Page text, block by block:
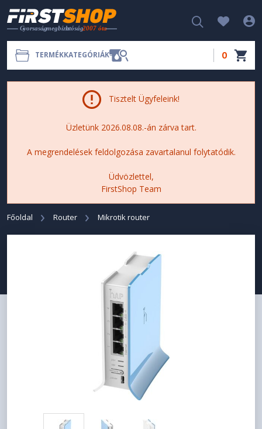
TERMÉKKATEGÓRIÁK 0
Tisztelt Ügyfeleink!
Üzletünk 2026.08.08.-án zárva tart.
A megrendelések feldolgozása zavartalanul folytatódik.
Üdvözlettel,
FirstShop Team
Főoldal Router Mikrotik router